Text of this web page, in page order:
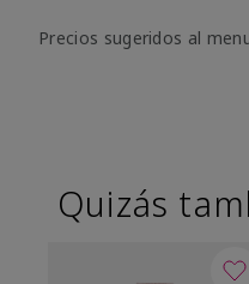
Precios sugeridos al
Quizás